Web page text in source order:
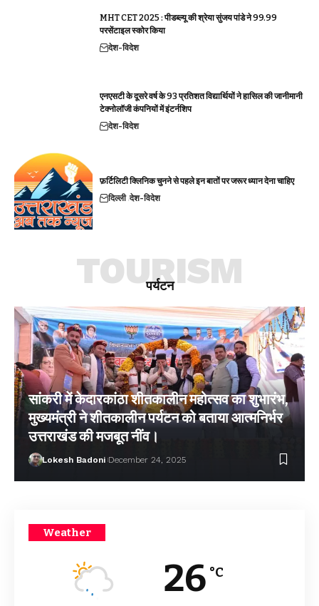
MHT CET 2025 : पीडब्ल्यू की श्रेया सुंजय पांडे ने 99.99
परसेंटाइल स्कोर किया
देश-विदेश
एनएसटी के दूसरे वर्ष के 93 प्रतिशत विद्यार्थियों ने हासिल की जानीमानी
टेक्नोलॉजी कंपनियों में इंटर्नशिप
देश-विदेश
फ़र्टिलिटी क्लिनिक चुनने से पहले इन बातों पर जरूर ध्यान देना चाहिए
दिल्ली देश-विदेश
पर्यटन
TOURISM
सांकरी में केदारकांठा शीतकालीन महोत्सव का शुभारंभ,
मुख्यमंत्री ने शीतकालीन पर्यटन को बताया आत्मनिर्भर
उत्तराखंड की मजबूत नींव।
Lokesh Badoni December 24, 2025
Weather
26 °C